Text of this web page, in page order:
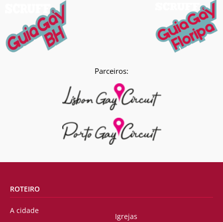
Parceiros:
ROTEIRO
A cidade
Igrejas